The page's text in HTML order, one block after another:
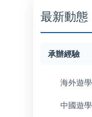
最新動態
承辦經驗
海外遊學
中國遊學